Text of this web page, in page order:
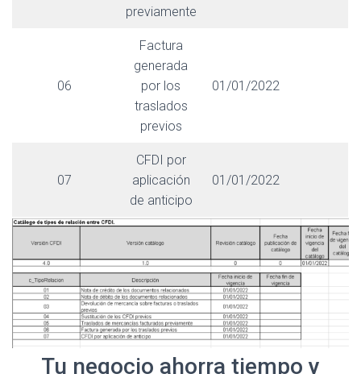
previamente
06
Factura
generada
por los
traslados
previos
01/01/2022
07
CFDI por
aplicación
de anticipo
01/01/2022
Tu negocio ahorra tiempo y